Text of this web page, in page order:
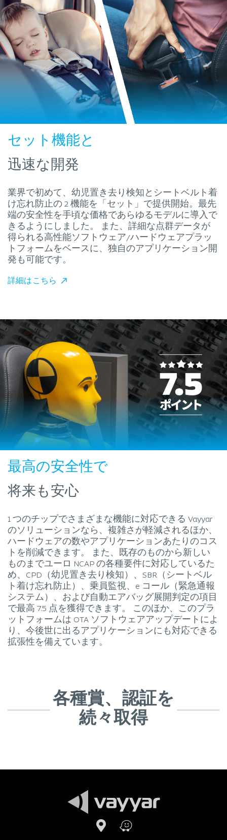
セット機能と
迅速な開発
業界で初めて、幼児置き去り検知とシートベルト着
け忘れ防止の 2 機能を「セット」で提供開始。最先
端の安全性を手頃な価格であらゆるモデルに導入で
きるようにしました。 また、詳細な点群データが
得られる高性能ソフトウェア/ハードウェアプラッ
トフォームをベースに、独自のアプリケーション開
発も可能です。
詳細はこちら
最高の安全性で
将来も安心
1 つのチップでさまざまな機能に対応できる Vayyar
のソリューションなら、複雑さが軽減されるほか、
ハードウェアの数やアプリケーションあたりのコス
トを削減できます。 また、既存のものから新しい
ものまでユーロ NCAP の各種要件に対応しているた
め、CPD（幼児置き去り検知）、SBR（シートベル
ト着け忘れ防止）、乗員監視、e コール（緊急通報
システム）、および自動エアバッグ展開判定の項目
で最高 7.5 点を獲得できます。 このほか、このプラ
ットフォームは OTA ソフトウェアアップデートによ
り、今後世に出るアプリケーションにも対応できる
拡張性を備えています。
各種賞、認証を
続々取得